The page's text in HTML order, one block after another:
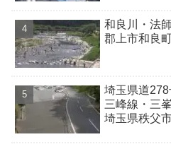
和良川・法
郡上市和良
埼玉県道
三峰線・三
埼玉県秩父